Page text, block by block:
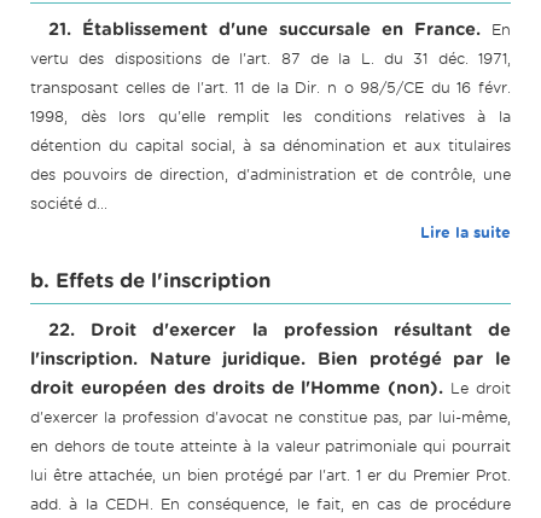
21. Établissement d'une succursale en France.
En
vertu des dispositions de l'art. 87 de la L. du 31 déc. 1971,
transposant celles de l'art. 11 de la Dir. n o 98/5/CE du 16 févr.
1998, dès lors qu'elle remplit les conditions relatives à la
détention du capital social, à sa dénomination et aux titulaires
des pouvoirs de direction, d'administration et de contrôle, une
société d...
Lire la suite
b. Effets de l'inscription
22. Droit d'exercer la profession résultant de
l'inscription. Nature juridique. Bien protégé par le
droit européen des droits de l'Homme (non). Le droit
d'exercer la profession d'avocat ne constitue pas, par lui-même,
en dehors de toute atteinte à la valeur patrimoniale qui pourrait
lui être attachée, un bien protégé par l'art. 1 er du Premier Prot.
add. à la CEDH. En conséquence, le fait, en cas de procédure